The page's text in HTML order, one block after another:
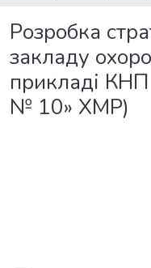
Розробка
закладу
прикладі КНП
№ 10» ХМР)